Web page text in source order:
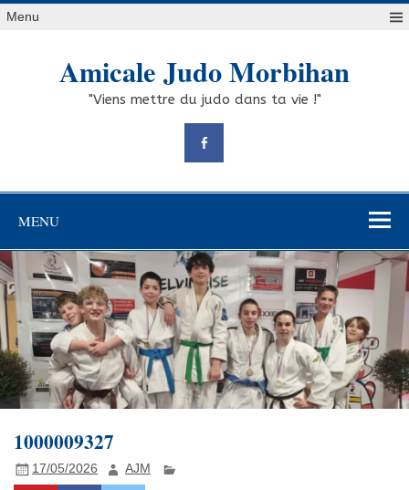
Skip
toMenu
Amicale Judo Morbihan
"Viens mettre du judo dans ta vie !"
MENU
1000009327
17/05/2026 AJM